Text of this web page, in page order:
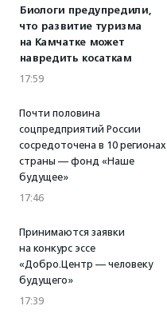
Биологи предупредили,
что развитие туризма
на Камчатке может
навредить косаткам
17:59
Почти половина
соцпредприятий России
сосредоточена в 10 регионах
страны — фонд «Наше
будущее»
17:46
Принимаются заявки
на конкурс эссе
«Добро.Центр — человеку
будущего»
17:39